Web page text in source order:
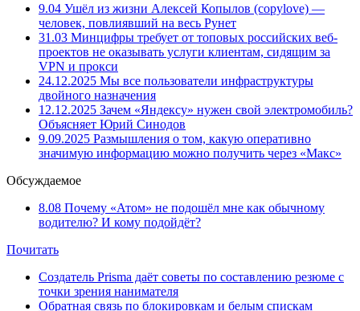
9.04 Ушёл из жизни Алексей Копылов (copylove) —
человек, повлиявший на весь Рунет
31.03 Минцифры требует от топовых российских веб-
проектов не оказывать услуги клиентам, сидящим за
VPN и прокси
24.12.2025 Мы все пользователи инфраструктуры
двойного назначения
12.12.2025 Зачем «Яндексу» нужен свой электромобиль?
Объясняет Юрий Синодов
9.09.2025 Размышления о том, какую оперативно
значимую информацию можно получить через «Макс»
Обсуждаемое
8.08 Почему «Атом» не подошёл мне как обычному
водителю? И кому подойдёт?
Почитать
Создатель Prisma даёт советы по составлению резюме с
точки зрения нанимателя
Обратная связь по блокировкам и белым спискам